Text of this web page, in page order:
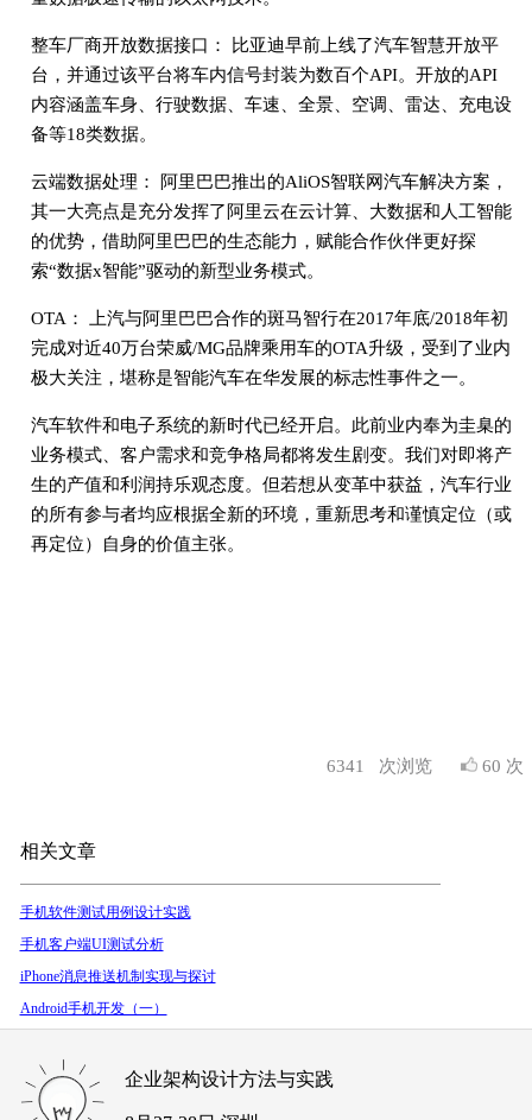
整车厂商开放数据接口： 比亚迪早前上线了汽车智慧开放平
台，并通过该平台将车内信号封装为数百个API。开放的API
内容涵盖车身、行驶数据、车速、全景、空调、雷达、充电设
备等18类数据。
云端数据处理： 阿里巴巴推出的AliOS智联网汽车解决方案，
其一大亮点是充分发挥了阿里云在云计算、大数据和人工智能
的优势，借助阿里巴巴的生态能力，赋能合作伙伴更好探
索“数据x智能”驱动的新型业务模式。
OTA： 上汽与阿里巴巴合作的斑马智行在2017年底/2018年初
完成对近40万台荣威/MG品牌乘用车的OTA升级，受到了业内
极大关注，堪称是智能汽车在华发展的标志性事件之一。
汽车软件和电子系统的新时代已经开启。此前业内奉为圭臬的
业务模式、客户需求和竞争格局都将发生剧变。我们对即将产
生的产值和利润持乐观态度。但若想从变革中获益，汽车行业
的所有参与者均应根据全新的环境，重新思考和谨慎定位（或
再定位）自身的价值主张。
6341 次浏览 60 次
相关文章
手机软件测试用例设计实践
手机客户端UI测试分析
iPhone消息推送机制实现与探讨
Android手机开发（一）